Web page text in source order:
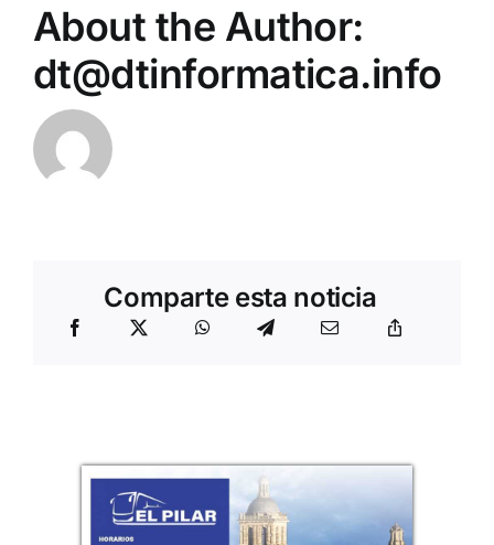
About the Author:
dt@dtinformatica.info
Comparte esta noticia